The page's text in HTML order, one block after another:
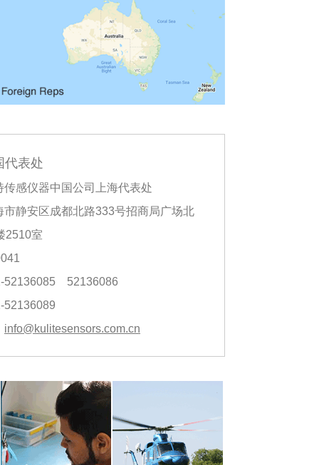
代表处
传感仪器中国公司上海代表处
市静安区成都北路333号招商局广场北
室
52136085 52136086
52136089
info@kulitesensors.com.cn